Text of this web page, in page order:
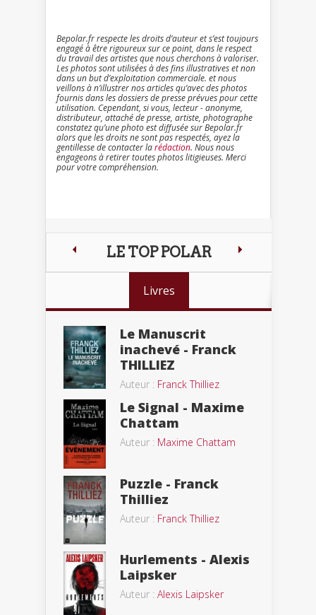
Bepolar.fr respecte les droits d’auteur et s’est toujours
engagé à être rigoureux sur ce point, dans le respect
du travail des artistes que nous cherchons à valoriser.
Les photos sont utilisées à des fins illustratives et non
dans un but d’exploitation commerciale. et nous
veillons à n’illustrer nos articles qu’avec des photos
fournis dans les dossiers de presse prévues pour cette
utilisation. Cependant, si vous, lecteur - anonyme,
distributeur, attaché de presse, artiste, photographe
constatez qu’une photo est diffusée sur Bepolar.fr
alors que les droits ne sont pas respectés, ayez la
gentillesse de contacter larédaction. Nous nous
engageons à retirer toutes photos litigieuses. Merci
pour votre compréhension.
LE TOP POLAR
Livres
Le Manuscrit
inachevé - Franck
THILLIEZ
Auteur : Franck Thilliez
Le Signal - Maxime
Chattam
Auteur : Maxime Chattam
Puzzle - Franck
Thilliez
Auteur : Franck Thilliez
Hurlements - Alexis
Laipsker
Auteur : Alexis Laipsker